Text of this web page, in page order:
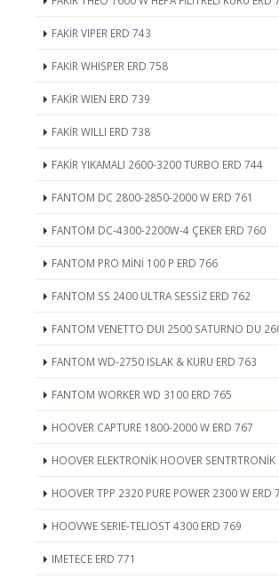
FAKİR VIPER ERD 743
FAKİR WHISPER ERD 758
FAKİR WIEN ERD 739
FAKİR WILLI ERD 738
FAKİR YIKAMALI 2600-3200 TURBO ERD 744
FANTOM DC 2800-2850-2000 W ERD 761
FANTOM DC-4300-2200W-4 ÇEKER ERD 760
FANTOM PRO MİNİ 100 P ERD 766
FANTOM SS 2400 ULTRA SESSİZ ERD 762
FANTOM VENETTO DUI 2500 SATURNO DU
FANTOM WD-2750 ISLAK & KURU ERD 763
FANTOM WORKER WD 3100 ERD 765
HOOVER CAPTURE 1800-2000 W ERD 767
HOOVER ELEKTRONİK HOOVER
HOOVER TPP 2320 PURE POWER 2300 W ERD
HOOVWE SERIE-TELIOST 4300 ERD 769
IMETECE ERD 771